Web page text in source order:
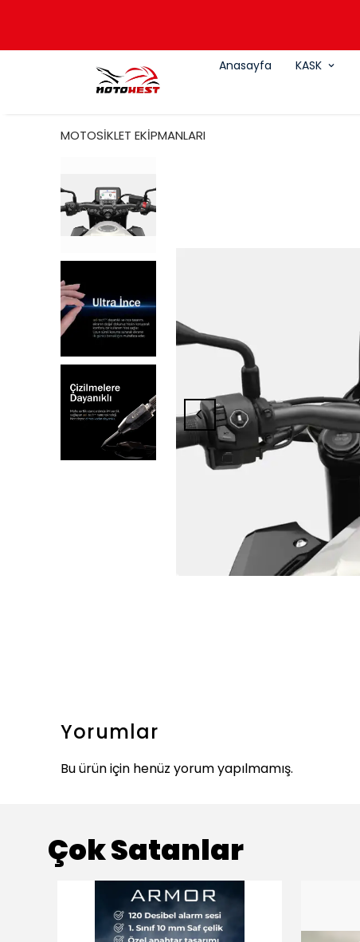
Anasayfa KASK
MOTOSİKLET EKİPMANLARI
Yorumlar
Bu ürün için henüz yorum yapılmamış.
Çok Satanlar